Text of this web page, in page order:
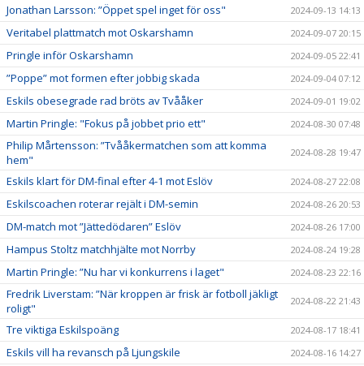
Jonathan Larsson: ”Öppet spel inget för oss" 2024-09-13 14:13
Veritabel plattmatch mot Oskarshamn 2024-09-07 20:15
Pringle inför Oskarshamn 2024-09-05 22:41
”Poppe” mot formen efter jobbig skada 2024-09-04 07:12
Eskils obesegrade rad bröts av Tvååker 2024-09-01 19:02
Martin Pringle: "Fokus på jobbet prio ett" 2024-08-30 07:48
Philip Mårtensson: ”Tvååkermatchen som att komma
hem"
2024-08-28 19:47
Eskils klart för DM-final efter 4-1 mot Eslöv 2024-08-27 22:08
Eskilscoachen roterar rejält i DM-semin 2024-08-26 20:53
DM-match mot ”Jättedödaren” Eslöv 2024-08-26 17:00
Hampus Stoltz matchhjälte mot Norrby 2024-08-24 19:28
Martin Pringle: ”Nu har vi konkurrens i laget" 2024-08-23 22:16
Fredrik Liverstam: ”När kroppen är frisk är fotboll jäkligt
roligt"
2024-08-22 21:43
Tre viktiga Eskilspoäng 2024-08-17 18:41
Eskils vill ha revansch på Ljungskile 2024-08-16 14:27